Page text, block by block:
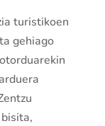
turistikoen
gehiago